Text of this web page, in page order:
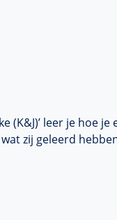
(K&J)’ leer je hoe
zij geleerd